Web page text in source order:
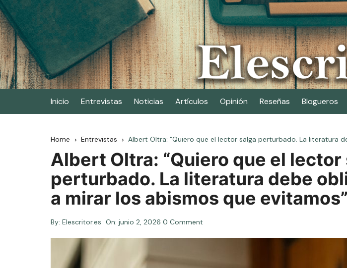
Skip
to
content
Elescritor.es
El periódico digital de los escritores
Inicio Entrevistas Noticias Artículos Opinión Reseñas Blogueros
Home Entrevistas Albert Oltra: “Quiero que el lector salga perturbado. La literatura
Albert Oltra: “Quiero que el lector
perturbado. La literatura debe
a mirar los abismos que evitamos”
By: Elescritor.es On: junio 2, 2026 0 Comment